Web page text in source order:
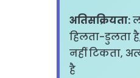
अतिसक्रियता:
हिलता-डुलता
नहीं टिकता,
है